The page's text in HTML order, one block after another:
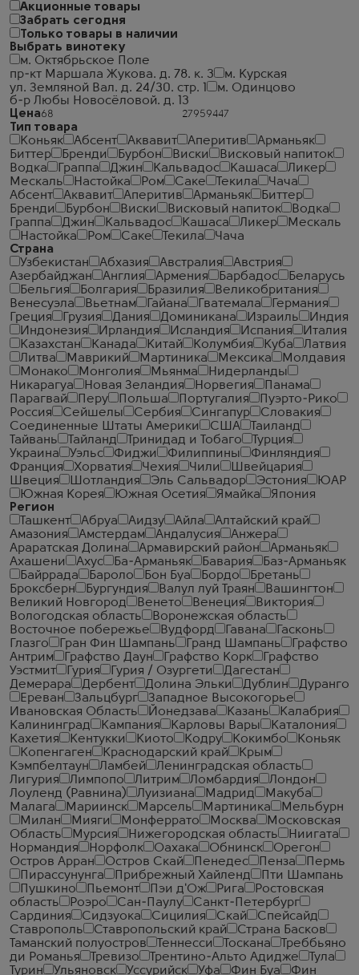
Акционные товары
Забрать сегодня
Только товары в наличии
Выбрать винотеку
м. Октябрьское Поле
пр-кт Маршала Жукова. д. 78. к. 3
м. Курская
ул. Земляной Вал. д. 24/30. стр. 1
м. Одинцово
б-р Любы Новосёловой. д. 13
Цена
Тип товара
Коньяк
Абсент Аквавит Аперитив
Арманьяк
Биттер
Бренди Бурбон Виски
Висковый напиток
Водка
Граппа Джин Кальвадос Кашаса
Ликер
Мескаль
Настойка Ром Саке Текила
Чача
Абсент
Аквавит Аперитив Арманьяк
Биттер
Бренди
Бурбон Виски Висковый напиток
Водка
Граппа
Джин Кальвадос Кашаса Ликер
Мескаль
Настойка
Ром Саке Текила
Чача
Страна
Узбекистан
Абхазия Австралия
Австрия
Азербайджан
Англия Армения Барбадос
Беларусь
Бельгия
Болгария Бразилия
Великобритания
Венесуэла
Вьетнам Гайана Гватемала
Германия
Греция
Грузия Дания Доминикана Израиль
Индия
Индонезия
Ирландия Исландия Испания
Италия
Казахстан
Канада Китай Колумбия Куба
Латвия
Литва
Маврикий Мартиника Мексика
Молдавия
Монако
Монголия Мьянма
Нидерланды
Никарагуа
Новая Зеландия Норвегия
Панама
Парагвай
Перу Польша Португалия
Пуэрто-Рико
Россия
Сейшелы Сербия Сингапур
Словакия
Соединенные Штаты Америки
США
Таиланд
Тайвань
Тайланд Тринидад и Тобаго
Турция
Украина
Уэльс Фиджи Филиппины
Финляндия
Франция
Хорватия Чехия Чили
Швейцария
Швеция
Шотландия Эль Сальвадор Эстония
ЮАР
Южная Корея
Южная Осетия Ямайка
Япония
Регион
Ташкент
Абруа Аидзу Айла
Алтайский край
Амазония
Амстердам Андалусия
Анжера
Араратская Долина
Армавирский район
Арманьяк
Ахашени
Ахус Ба-Арманьяк Бавария
Баз-Арманьяк
Байррада
Бароло Бон Буа Бордо
Бретань
Броксберн
Бургундия Валул луй Траян
Вашингтон
Великий Новгород
Венето Венеция
Виктория
Вологодская область
Воронежская область
Восточное побережье
Вудфорд Гавана
Гасконь
Глазго
Гран Фин Шампань Гранд Шампань
Графство
Антрим
Графство Даун Графство Корк
Графство
Уэстмит
Гурия Гурия / Озургети
Дагестан
Демерара
Дербент Долина Эльки Дублин
Дуранго
Ереван
Зальцбург
Западное Высокогорье
Ивановская Область
Йонедзава Казань
Калабрия
Калининград
Кампания Карловы Вары
Каталония
Кахетия
Кентукки Киото Кодру Кокимбо
Коньяк
Копенгаген
Краснодарский край
Крым
Кэмпбелтаун
Ламбей
Ленинградская область
Лигурия
Лимпопо Литрим Ломбардия
Лондон
Лоуленд (Равнина)
Луизиана Мадрид
Макуба
Малага
Мариинск Марсель Мартиника
Мельбурн
Милан
Мияги Монферрато Москва
Московская
Область
Мурсия Нижегородская область
Ниигата
Нормандия
Норфолк Оахака Обнинск
Орегон
Остров Арран
Остров Скай Пенедес Пенза
Пермь
Пирассунунга
Прибрежный Хайленд
Пти Шампань
Пушкино
Пьемонт Пэи д'Ож Рига
Ростовская
область
Роэро Сан-Паулу
Санкт-Петербург
Сардиния
Сидзуока Сицилия Скай
Спейсайд
Ставрополь
Ставропольский край
Страна Басков
Таманский полуостров
Теннесси Тоскана
Треббьяно
ди Романья
Тревизо Трентино-Альто Адидже
Тула
Турин
Ульяновск Уссурийск Уфа Фин Буа
Фин